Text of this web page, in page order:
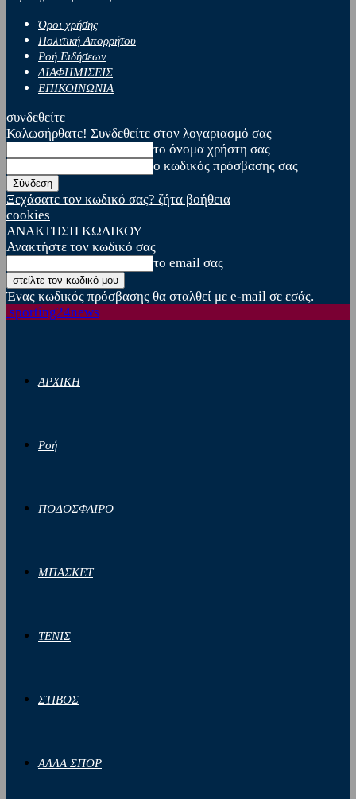
Όροι χρήσης
Πολιτική Απορρήτου
Ροή Ειδήσεων
ΔΙΑΦΗΜΙΣΕΙΣ
ΕΠΙΚΟΙΝΩΝΙΑ
συνδεθείτε
Καλωσήρθατε! Συνδεθείτε στον λογαριασμό σας
το όνομα χρήστη σας
ο κωδικός πρόσβασης σας
Ξεχάσατε τον κωδικό σας? ζήτα βοήθεια
cookies
ΑΝΑΚΤΗΣΗ ΚΩΔΙΚΟΥ
Ανακτήστε τον κωδικό σας
το email σας
Ένας κωδικός πρόσβασης θα σταλθεί με e-mail σε εσάς.
sporting24news
ΑΡΧΙΚΗ
Ροή
ΠΟΔΟΣΦΑΙΡΟ
ΜΠΑΣΚΕΤ
ΤΕΝΙΣ
ΣΤΙΒΟΣ
ΑΛΛΑ ΣΠΟΡ